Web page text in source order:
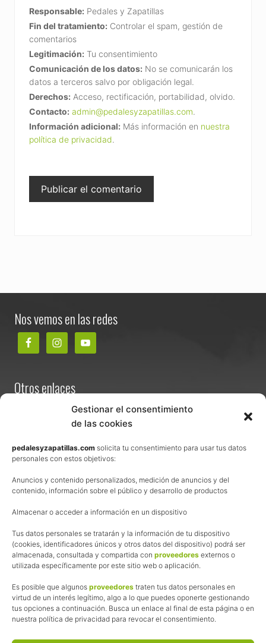
Gestionar el consentimiento
de las cookies
pedalesyzapatillas.com solicita tu consentimiento para usar tus datos
personales con estos objetivos:
Anuncios y contenido personalizados, medición de anuncios y del
contenido, información sobre el público y desarrollo de productos
Almacenar o acceder a información en un dispositivo
Tus datos personales se tratarán y la información de tu dispositivo
(cookies, identificadores únicos y otros datos del dispositivo) podrá ser
almacenada, consultada y compartida con proveedores externos o
utilizada específicamente por este sitio web o aplicación.
Es posible que algunos proveedores traten tus datos personales en
virtud de un interés legítimo, algo a lo que puedes oponerte gestionando
tus opciones a continuación. Busca un enlace al final de esta página o en
nuestra política de privacidad para revocar el consentimiento.
Responsable: Pedales y Zapatillas
Fin del tratamiento: Controlar el spam, gestión de
comentarios
Legitimación: Tu consentimiento
Comunicación de los datos: No se comunicarán los
datos a terceros salvo por obligación legal.
Derechos: Acceso, rectificación, portabilidad, olvido.
Contacto: admin@pedalesyzapatillas.com.
Información adicional: Más información en nuestra
política de privacidad.
Nos vemos en las redes
Otros enlaces
Términos y condiciones de venta
Política de privacidad
Política de cookies
Afiliación
La web de Pedalesyzapatillas utiliza programas de afiliación.
¿Qué significa esto?
Cuando recomiendo algún producto, pongo enlaces a tiendas
online que utilizo y, por cada compra que realizas, me llevo
una comisión sin que a ti te cueste más dinero.
Esas comisiones me permiten seguir manteniendo esta web,